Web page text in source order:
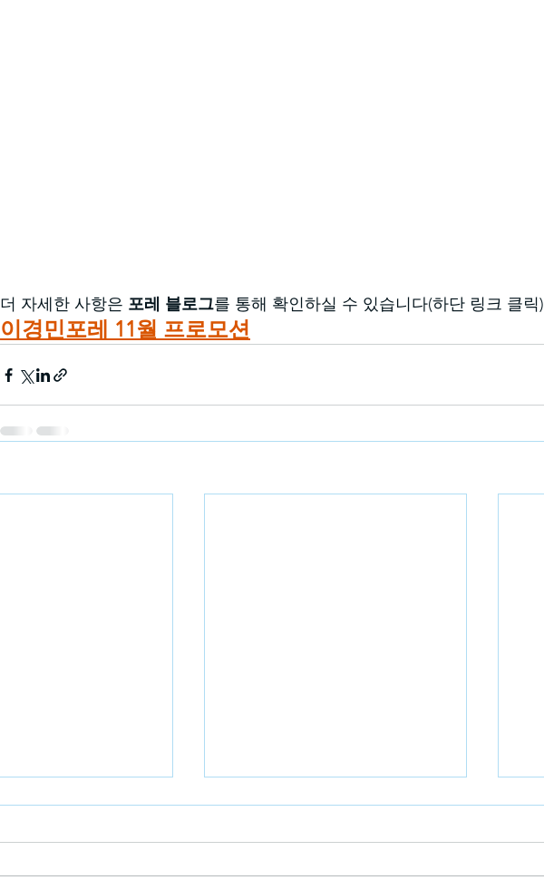
더 자세한 사항은 포레 블로그를 통해 확인하실 수 있습니다(하단 링크 클릭)
이경민포레 11월 프로모션